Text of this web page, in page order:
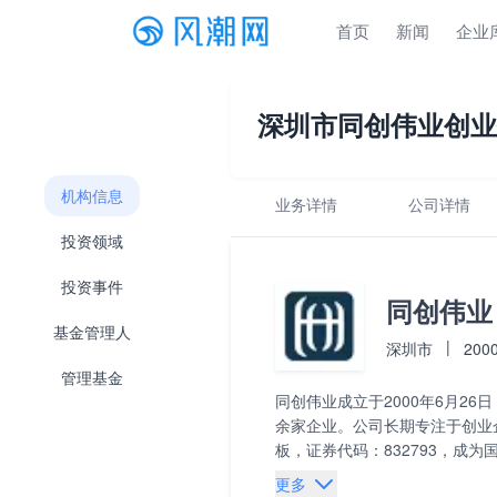
首页 新闻 企业
机构信息
投资领域
投资事件
基金管理人
管理基金
深圳市同创伟业创
业务详情 公司详情
同创伟业
深圳市 |
同创伟业成立于2000年6月26
余家企业。公司长期专注于创
板，证券代码：832793，成为
更多